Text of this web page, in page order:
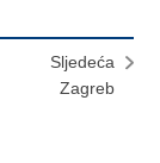
Sljedeća
Zagreb